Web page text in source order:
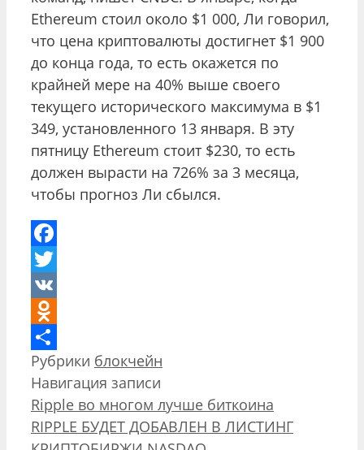
Ethereum стоил около $1 000, Ли говорил,
что цена криптовалюты достигнет $1 900
до конца года, то есть окажется по
крайней мере на 40% выше своего
текущего исторического максимума в $1
349, установленного 13 января. В эту
пятницу Ethereum стоит $230, то есть
должен вырасти на 726% за 3 месяца,
чтобы прогноз Ли сбылся.
Facebook
Twitter
VK
Odnoklassniki
Отправить
Рубрики блокчейн
Навигация записи
Ripple во многом лучше биткоина
RIPPLE БУДЕТ ДОБАВЛЕН В ЛИСТИНГ